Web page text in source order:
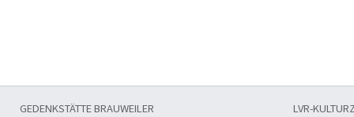
GEDENKSTÄTTE BRAUWEILER LVR-